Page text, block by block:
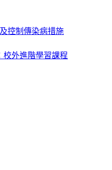
控制傳染病措施
校外進階學習課程